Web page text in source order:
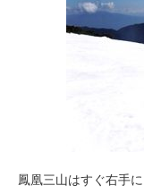
鳳凰三山はすぐ右手に